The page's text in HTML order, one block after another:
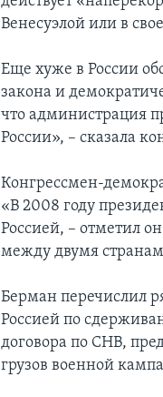
Венесуэлой или в
Еще хуже в России
закона и
что администрация
России», – сказала
Конгрессмен-
«В 2008 году
Россией, – отметил
между двумя
Берман перечислил
Россией по
договора по СНВ,
грузов военной